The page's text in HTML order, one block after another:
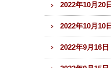
2022年10月20日
2022年10月10日
2022年9月16日